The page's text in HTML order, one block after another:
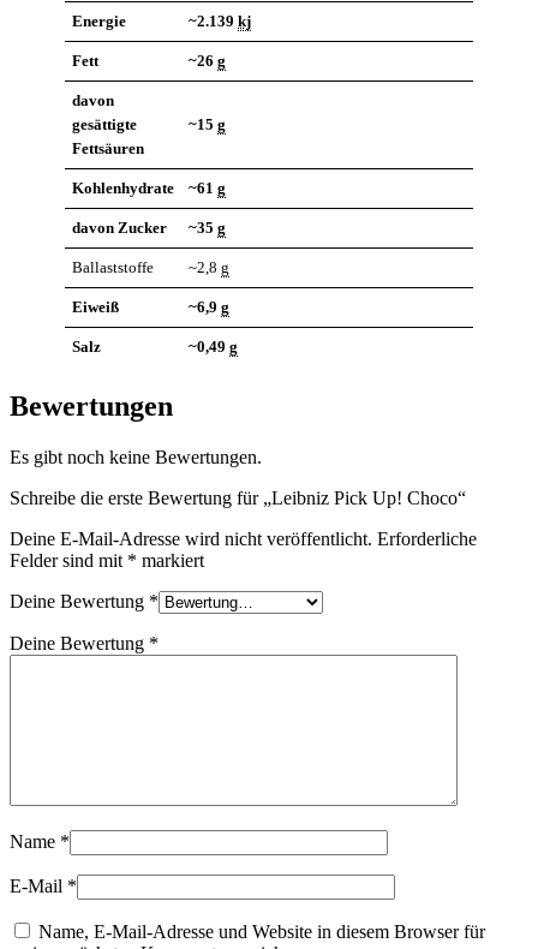
Energie ~2.139 kj
Fett ~26 g
davon
gesättigte
Fettsäuren
~15 g
Kohlenhydrate ~61 g
davon Zucker ~35 g
Ballaststoffe ~2,8 g
Eiweiß ~6,9 g
Salz ~0,49 g
Bewertungen
Es gibt noch keine Bewertungen.
Schreibe die erste Bewertung für „Leibniz Pick Up! Choco“
Deine E-Mail-Adresse wird nicht veröffentlicht. Erforderliche
Felder sind mit * markiert
Deine Bewertung *
Deine Bewertung *
Name *
E-Mail *
Name, E-Mail-Adresse und Website in diesem Browser für